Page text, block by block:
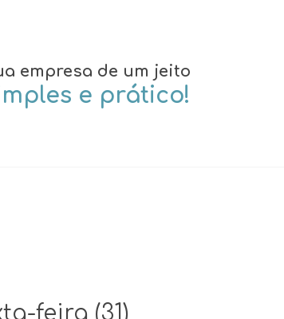
empresa de um jeito
e prático!
feira (31)